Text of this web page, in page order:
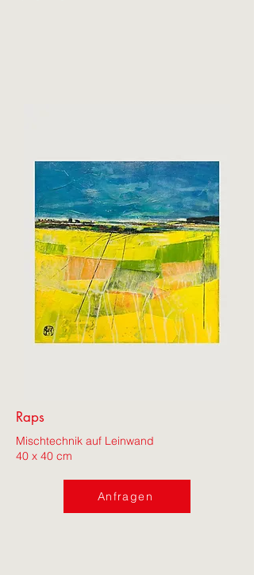
Raps
Mischtechnik auf Leinwand
40 x 40 cm
Anfragen